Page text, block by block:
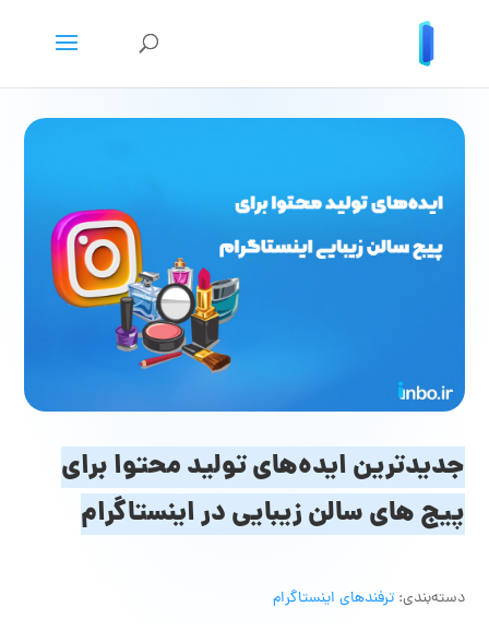
جدیدترین ایده‌های تولید محتوا برای
پیج های سالن زیبایی در اینستاگرام
دسته‌بندی:ترفندهای اینستاگرام